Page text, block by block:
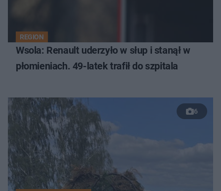
REGION
Wsola: Renault uderzyło w słup i stanął w
płomieniach. 49-latek trafił do szpitala
6